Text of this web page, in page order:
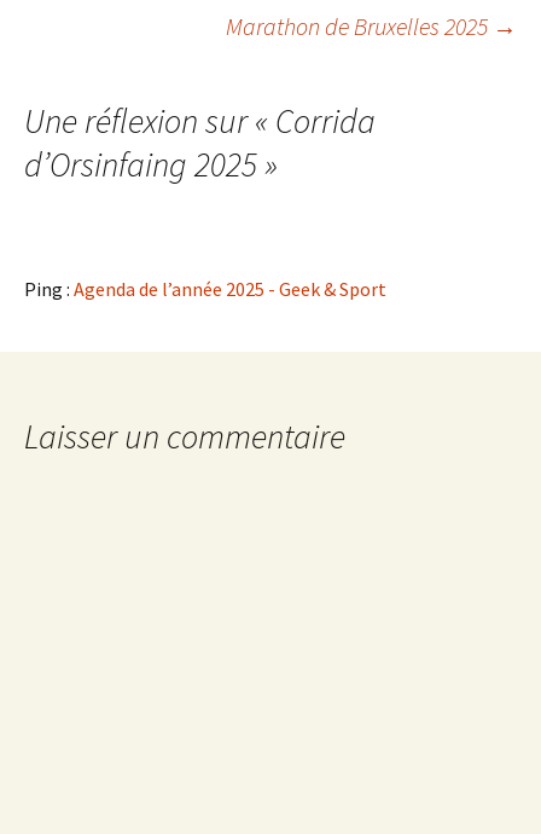
articles
Marathon de Bruxelles 2025 →
Une réflexion sur « Corrida
d’Orsinfaing 2025»
Ping : Agenda de l’année 2025 - Geek & Sport
Laisser un commentaire